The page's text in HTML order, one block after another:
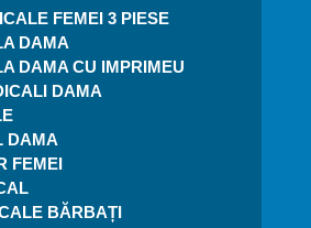
FEMEI 3 PIESE
DAMA
DAMA CU IMPRIMEU
DAMA
DAMA
FEMEI
BĂRBAȚI